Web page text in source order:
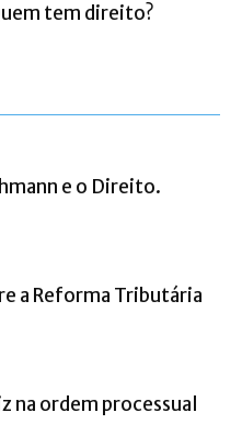
tem direito?
e o Direito.
a Reforma Tributária
na ordem processual